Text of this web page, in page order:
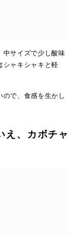
中サイズで少し酸味
シャキシャキと軽
で、食感を生かし
、カボチャ